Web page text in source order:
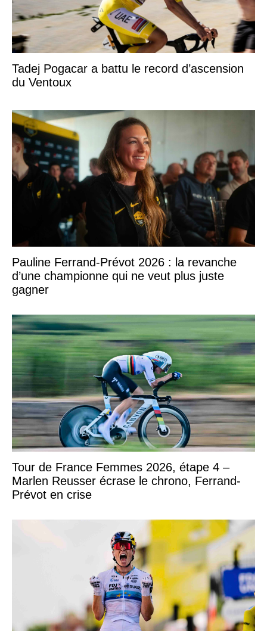
Tadej Pogacar a battu le record d’ascension
du Ventoux
Pauline Ferrand-Prévot 2026 : la revanche
d’une championne qui ne veut plus juste
gagner
Tour de France Femmes 2026, étape 4 –
Marlen Reusser écrase le chrono, Ferrand-
Prévot en crise